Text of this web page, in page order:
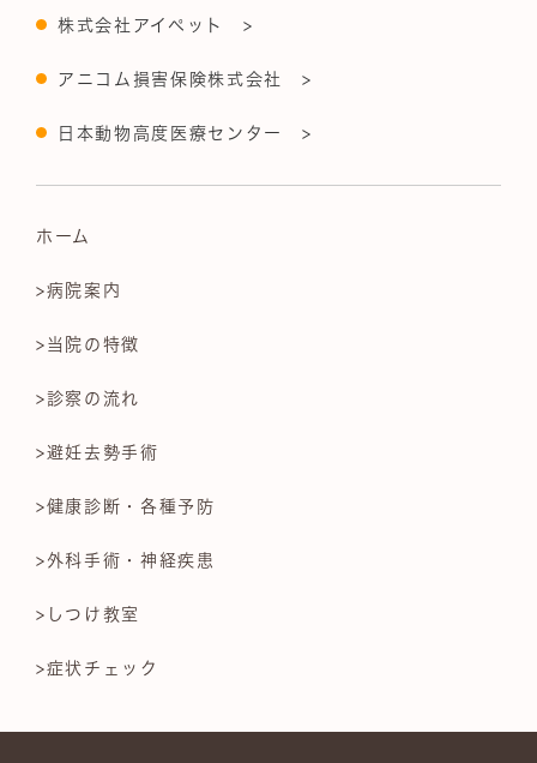
株式会社アイペット >
アニコム損害保険株式会社 >
日本動物高度医療センター >
ホーム
>病院案内
>当院の特徴
>診察の流れ
>避妊去勢手術
>健康診断・各種予防
>外科手術・神経疾患
>しつけ教室
>症状チェック